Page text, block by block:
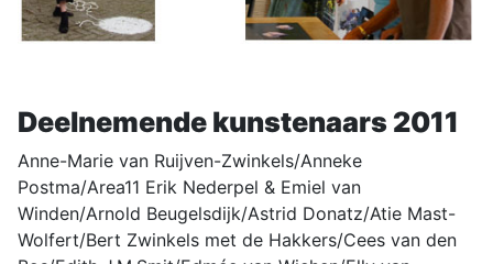
Deelnemende kunstenaars 2011
Anne-Marie van Ruijven-Zwinkels/Anneke
Postma/Area11 Erik Nederpel & Emiel van
Winden/Arnold Beugelsdijk/Astrid Donatz/Atie Mast-
Wolfert/Bert Zwinkels met de Hakkers/Cees van den